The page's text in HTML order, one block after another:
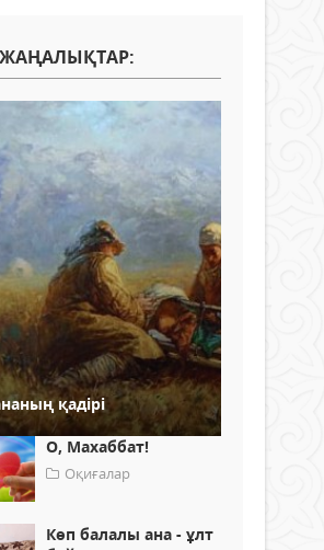
қадірі
О, Махаббат!
Оқиғалар
Көп балалы ана - ұлт